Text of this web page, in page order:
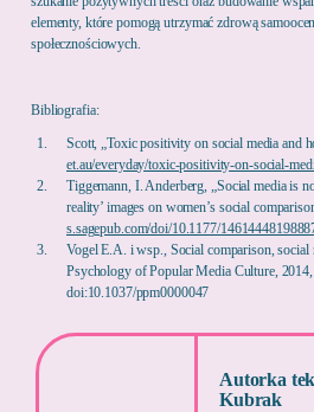
elementy, które pomogą utrzymać zdrową
społecznościowych.
Bibliografia:
Scott, „Toxic positivity on social media and
et.au/everyday/toxic-positivity-on-social-
Tiggemann, I. Anderberg, „Social media is
reality’ images on women’s social
s.sagepub.com/doi/10.1177/
Vogel E.A. i wsp., Social comparison, social
Psychology of Popular Media Culture,
doi:10.1037/ppm0000047
Autorka
Kubrak